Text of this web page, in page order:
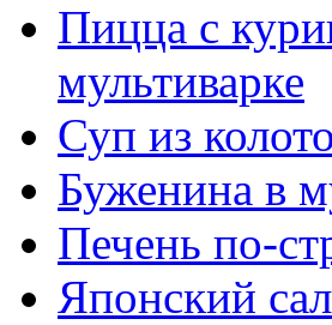
Пицца с
мультиварке
Суп из
Буженина в
Печень по-
Японский